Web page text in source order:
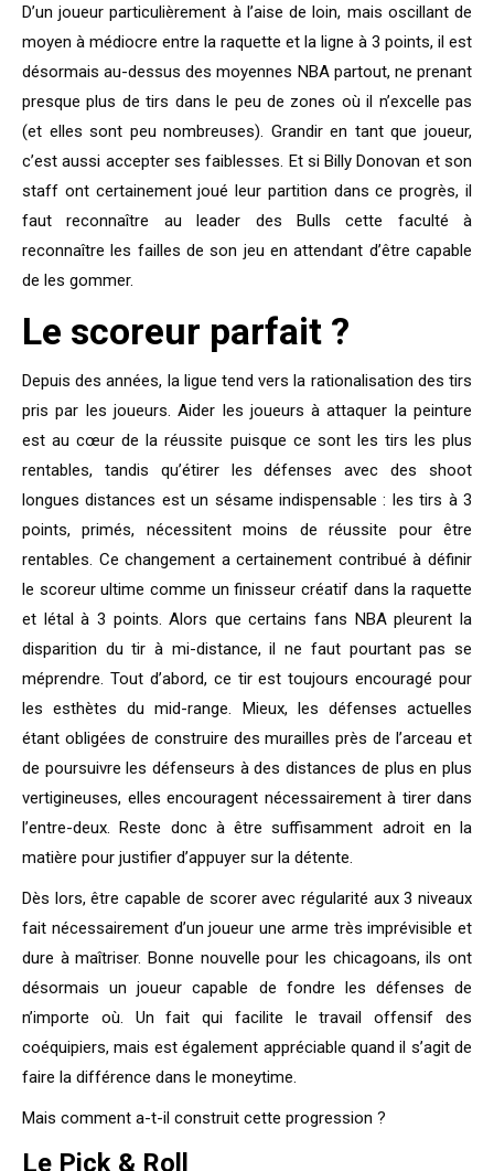
D’un joueur particulièrement à l’aise de loin, mais oscillant de
moyen à médiocre entre la raquette et la ligne à 3 points, il est
désormais au-dessus des moyennes NBA partout, ne prenant
presque plus de tirs dans le peu de zones où il n’excelle pas
(et elles sont peu nombreuses). Grandir en tant que joueur,
c’est aussi accepter ses faiblesses. Et si Billy Donovan et son
staff ont certainement joué leur partition dans ce progrès, il
faut reconnaître au leader des Bulls cette faculté à
reconnaître les failles de son jeu en attendant d’être capable
de les gommer.
Le scoreur parfait ?
Depuis des années, la ligue tend vers la rationalisation des tirs
pris par les joueurs. Aider les joueurs à attaquer la peinture
est au cœur de la réussite puisque ce sont les tirs les plus
rentables, tandis qu’étirer les défenses avec des shoot
longues distances est un sésame indispensable : les tirs à 3
points, primés, nécessitent moins de réussite pour être
rentables. Ce changement a certainement contribué à définir
le scoreur ultime comme un finisseur créatif dans la raquette
et létal à 3 points. Alors que certains fans NBA pleurent la
disparition du tir à mi-distance, il ne faut pourtant pas se
méprendre. Tout d’abord, ce tir est toujours encouragé pour
les esthètes du mid-range. Mieux, les défenses actuelles
étant obligées de construire des murailles près de l’arceau et
de poursuivre les défenseurs à des distances de plus en plus
vertigineuses, elles encouragent nécessairement à tirer dans
l’entre-deux. Reste donc à être suffisamment adroit en la
matière pour justifier d’appuyer sur la détente.
Dès lors, être capable de scorer avec régularité aux 3 niveaux
fait nécessairement d’un joueur une arme très imprévisible et
dure à maîtriser. Bonne nouvelle pour les chicagoans, ils ont
désormais un joueur capable de fondre les défenses de
n’importe où. Un fait qui facilite le travail offensif des
coéquipiers, mais est également appréciable quand il s’agit de
faire la différence dans le moneytime.
Mais comment a-t-il construit cette progression ?
Le Pick & Roll